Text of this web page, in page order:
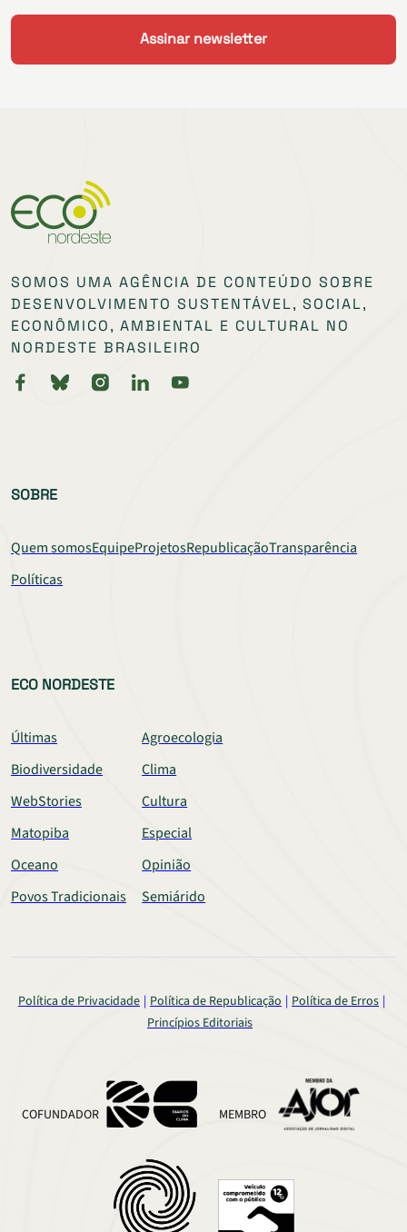
SOMOS UMA AGÊNCIA DE CONTEÚDO SOBRE
DESENVOLVIMENTO SUSTENTÁVEL, SOCIAL,
ECONÔMICO, AMBIENTAL E CULTURAL NO
NORDESTE BRASILEIRO
SOBRE
Quem somosEquipeProjetosRepublicaçãoTransparência
Políticas
ECO NORDESTE
Últimas
Agroecologia
Biodiversidade
Clima
WebStories
Cultura
Matopiba
Especial
Oceano
Opinião
Povos Tradicionais
Semiárido
Política de Privacidade Política de Republicação
Política de Erros
Princípios Editoriais
COFUNDADOR MEMBRO